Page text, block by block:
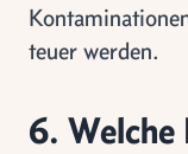
teuer werden.
6. Welche